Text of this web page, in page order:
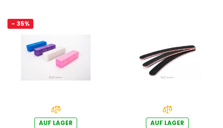
- 35%
AUF LAGER AUF LAGER